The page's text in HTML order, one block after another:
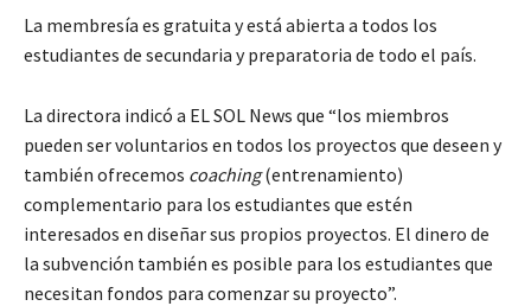
La membresía es gratuita y está abierta a todos los
estudiantes de secundaria y preparatoria de todo el país.
La directora indicó a EL SOL News que “los miembros
pueden ser voluntarios en todos los proyectos que deseen y
también ofrecemos coaching(entrenamiento)
complementario para los estudiantes que estén
interesados en diseñar sus propios proyectos. El dinero de
la subvención también es posible para los estudiantes que
necesitan fondos para comenzar su proyecto”.